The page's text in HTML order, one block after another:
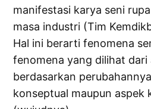
manifestasi karya seni
masa industri (Tim
Hal ini berarti fenomena
fenomena yang dilihat dari
berdasarkan
konseptual maupun aspek